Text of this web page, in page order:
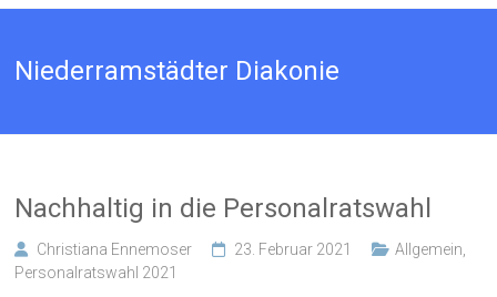
Niederramstädter Diakonie
Nachhaltig in die Personalratswahl
Christiana Ennemoser 23. Februar 2021 Allgemein
Personalratswahl 2021